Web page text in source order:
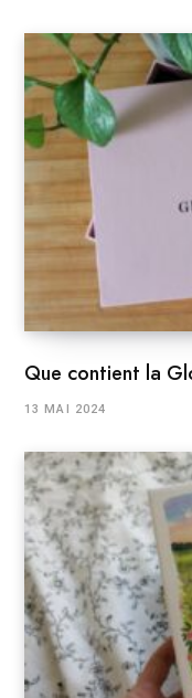
Que contient la
13 MAI 2024